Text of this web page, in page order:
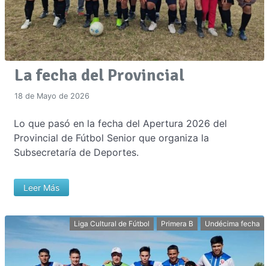
La fecha del Provincial
18 de Mayo de 2026
Lo que pasó en la fecha del Apertura 2026 del
Provincial de Fútbol Senior que organiza la
Subsecretaría de Deportes.
Leer Más
Liga Cultural de Fútbol Primera B Undécima fecha